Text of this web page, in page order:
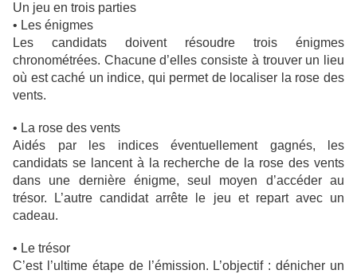
Un jeu en trois parties
• Les énigmes
Les candidats doivent résoudre trois énigmes
chronométrées. Chacune d’elles consiste à trouver un lieu
où est caché un indice, qui permet de localiser la rose des
vents.
• La rose des vents
Aidés par les indices éventuellement gagnés, les
candidats se lancent à la recherche de la rose des vents
dans une dernière énigme, seul moyen d’accéder au
trésor. L’autre candidat arrête le jeu et repart avec un
cadeau.
• Le trésor
C’est l’ultime étape de l’émission. L’objectif : dénicher un